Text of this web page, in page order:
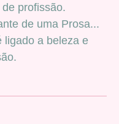
profissão.
de uma Prosa...
ligado a beleza e